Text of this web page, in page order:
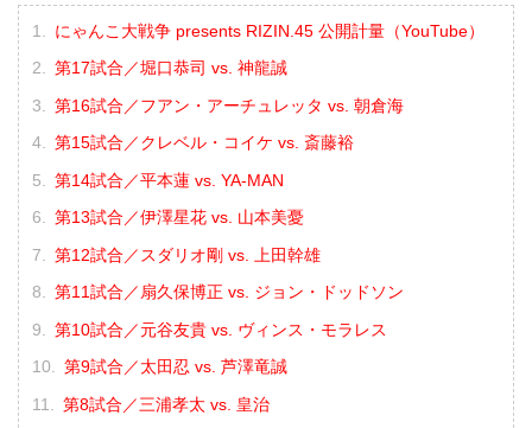
にゃんこ大戦争 presents RIZIN.45 公開計量（YouTube）
第17試合／堀口恭司 vs. 神龍誠
第16試合／フアン・アーチュレッタ vs. 朝倉海
第15試合／クレベル・コイケ vs. 斎藤裕
第14試合／平本蓮 vs. YA-MAN
第13試合／伊澤星花 vs. 山本美憂
第12試合／スダリオ剛 vs. 上田幹雄
第11試合／扇久保博正 vs. ジョン・ドッドソン
第10試合／元谷友貴 vs. ヴィンス・モラレス
第9試合／太田忍 vs. 芦澤竜誠
第8試合／三浦孝太 vs. 皇治